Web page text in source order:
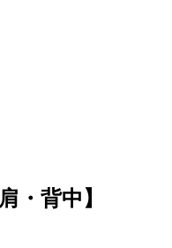
・背中】